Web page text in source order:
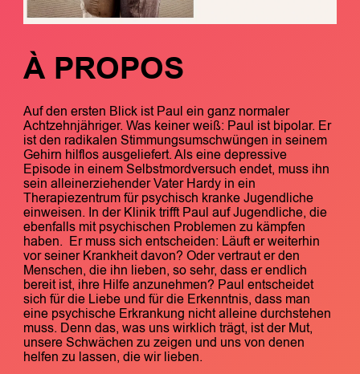
À PROPOS
Auf den ersten Blick ist Paul ein ganz normaler
Achtzehnjähriger. Was keiner weiß: Paul ist bipolar. Er
ist den radikalen Stimmungsumschwüngen in seinem
Gehirn hilflos ausgeliefert. Als eine depressive
Episode in einem Selbstmordversuch endet, muss ihn
sein alleinerziehender Vater Hardy in ein
Therapiezentrum für psychisch kranke Jugendliche
einweisen. In der Klinik trifft Paul auf Jugendliche, die
ebenfalls mit psychischen Problemen zu kämpfen
haben. Er muss sich entscheiden: Läuft er weiterhin
vor seiner Krankheit davon? Oder vertraut er den
Menschen, die ihn lieben, so sehr, dass er endlich
bereit ist, ihre Hilfe anzunehmen? Paul entscheidet
sich für die Liebe und für die Erkenntnis, dass man
eine psychische Erkrankung nicht alleine durchstehen
muss. Denn das, was uns wirklich trägt, ist der Mut,
unsere Schwächen zu zeigen und uns von denen
helfen zu lassen, die wir lieben.